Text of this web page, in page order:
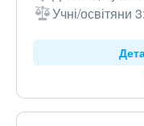
Учні/освітяни